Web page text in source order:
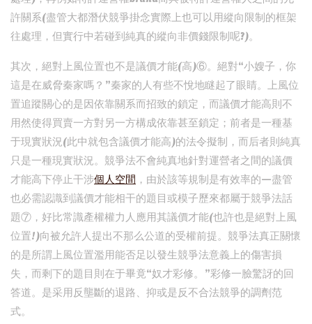
許關系(盡管大都潛伏競爭掛念實際上也可以用縱向限制的框架
往處理，但實行中若碰到純真的縱向非價錢限制呢?)。
其次，絕對上風位置也不是議價才能(高)⑥。絕對“小嫂子，你
這是在威脅秦家嗎？”秦家的人有些不悅地瞇起了眼睛。上風位
置追蹤關心的是因依靠關系而招致的鎖定，而議價才能高則不
用然使得買賣一方對另一方構成依靠甚至鎖定；前者是一種基
于現實狀況(此中就包含議價才能高)的法令擬制，而后者則純真
只是一種現實狀況。競爭法不會純真地針對運營者之間的議價
才能高下停止干涉個人空間 ，由於該等規制是有效率的—盡管
也必需認識到議價才能相干的題目或模子歷來都屬于競爭法話
題⑦，好比常識產權權力人應用其議價才能(也許也是絕對上風
位置!)向被允許人提出不那么公道的受權前提。競爭法真正關懷
的是所謂上風位置濫用能否足以發生競爭法意義上的傷害損
失，而剩下的題目則在于畢竟“奴才彩修。”彩修一臉驚訝的回
答道。是采用反壟斷的退路、抑或是反不合法競爭的調劑范
式。